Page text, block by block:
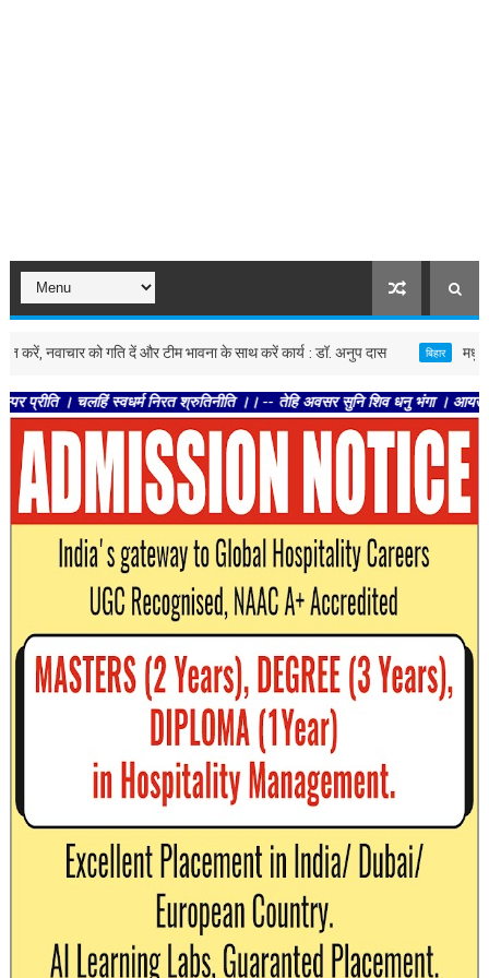
नवाचार को गति दें और टीम भावना के साथ करें कार्य : डॉ. अनुप दास बिहार मधुबनी :
स्वधर्म निरत श्रुतिनीति ।। -- तेहि अवसर सुनि शिव धनु भंगा । आयउ भृगुकुल